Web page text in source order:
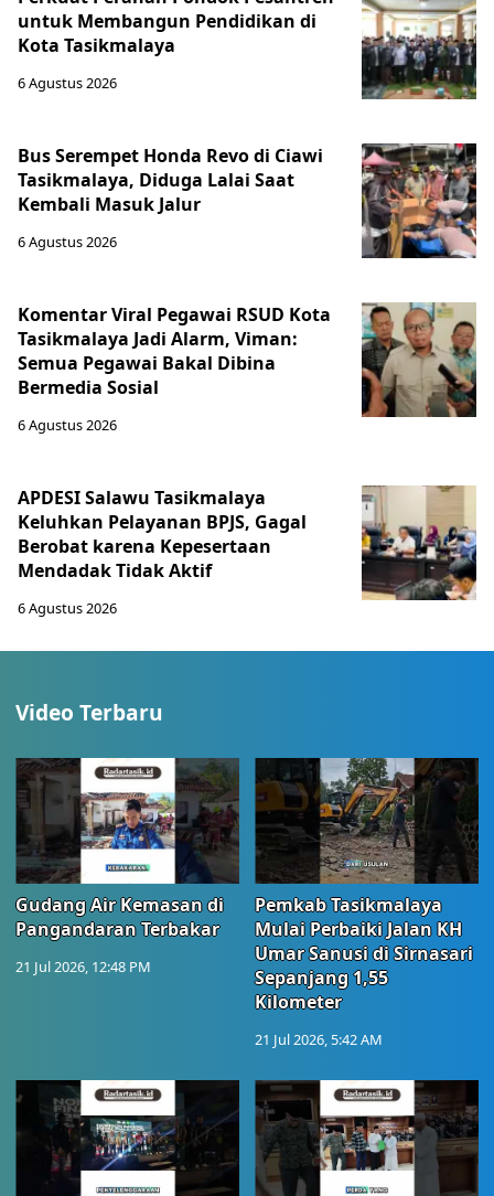
untuk Membangun Pendidikan di
Kota Tasikmalaya ‎
6 Agustus 2026
Bus Serempet Honda Revo di Ciawi
Tasikmalaya, Diduga Lalai Saat
Kembali Masuk Jalur
6 Agustus 2026
Komentar Viral Pegawai RSUD Kota
Tasikmalaya Jadi Alarm, Viman:
Semua Pegawai Bakal Dibina
Bermedia Sosial
6 Agustus 2026
APDESI Salawu Tasikmalaya
Keluhkan Pelayanan BPJS, Gagal
Berobat karena Kepesertaan
Mendadak Tidak Aktif
6 Agustus 2026
Video Terbaru
Gudang Air Kemasan di
Pangandaran Terbakar
21 Jul 2026, 12:48 PM
Pemkab Tasikmalaya
Mulai Perbaiki Jalan KH
Umar Sanusi di Sirnasari
Sepanjang 1,55
Kilometer
21 Jul 2026, 5:42 AM